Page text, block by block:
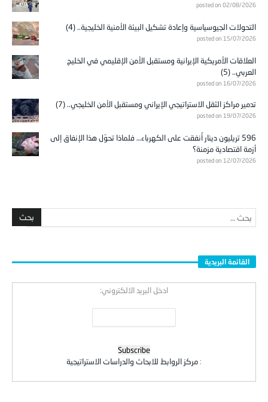
posted on 02/08/2026
التحولات الجيوسياسية وإعادة تشكيل البيئة الأمنية الخليجية.. (4)
posted on 15/07/2026
العلاقات الأمريكية الإيرانية ومستقبل الأمن الإقليمي في الخليج
العربي.. (5)
posted on 16/07/2026
تدمير مراكز الثقل الاستراتيجي الإيراني ومستقبل الأمن الخليجي.. (7)
posted on 19/07/2026
596 تريليون دينار أُنفقت على الكهرباء… فلماذا تحوّل هذا الإنفاق إلى
أزمة اقتصادية مزمنة؟
posted on 12/07/2026
القائمة البريدية
ادخل البريد الالكتروني:
: مركز الروابط للابحاث والدراسات الاستراتيجية